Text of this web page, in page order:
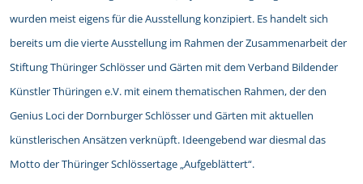
wurden meist eigens für die Ausstellung konzipiert. Es handelt sich
bereits um die vierte Ausstellung im Rahmen der Zusammenarbeit der
Stiftung Thüringer Schlösser und Gärten mit dem Verband Bildender
Künstler Thüringen e.V. mit einem thematischen Rahmen, der den
Genius Loci der Dornburger Schlösser und Gärten mit aktuellen
künstlerischen Ansätzen verknüpft. Ideengebend war diesmal das
Motto der Thüringer Schlössertage „Aufgeblättert“.